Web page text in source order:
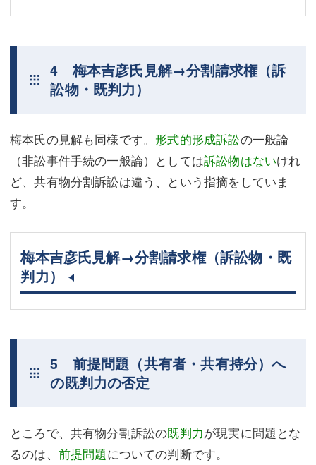
4 梅本吉彦氏見解→分割請求権（訴
訟物・既判力）
梅本氏の見解も同様です。 形式的形成訴訟の一般論
（非訟事件手続の一般論）としては訴訟物はないけれ
ど、共有物分割訴訟は違う、という指摘をしていま
す。
梅本吉彦氏見解→分割請求権（訴訟物・既
判力）
5 前提問題（共有者・共有持分）へ
の既判力の否定
ところで、共有物分割訴訟の既判力が現実に問題とな
るのは、 前提問題についての判断です。